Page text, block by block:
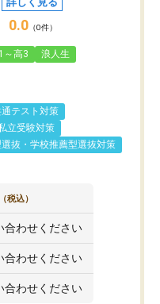
0.0 （0件）
～高3 浪人生
テスト対策
立受験対策
抜・学校推薦型選抜対策
（税込）
合わせください
合わせください
合わせください